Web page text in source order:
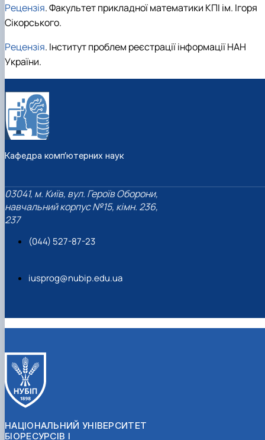
Рецензія. Факультет прикладної математики КПІ ім. Ігоря
Сікорського.
Рецензія. Інститут проблем реєстрації інформації НАН
України.
Кафедра комп’ютерних наук
03041, м. Київ, вул. Героїв Оборони,
навчальний корпус №15, кімн. 236,
237
(044) 527-87-23
iusprog@nubip.edu.ua
НАЦІОНАЛЬНИЙ УНІВЕРСИТЕТ
БІОРЕСУРСІВ І